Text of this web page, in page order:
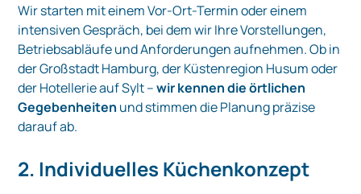
Wir starten mit einem Vor-Ort-Termin oder einem
intensiven Gespräch, bei dem wir Ihre Vorstellungen,
Betriebsabläufe und Anforderungen aufnehmen. Ob in
der Großstadt Hamburg, der Küstenregion Husum oder
der Hotellerie auf Sylt –wir kennen die örtlichen
Gegebenheiten und stimmen die Planung präzise
darauf ab.
2. Individuelles Küchenkonzept